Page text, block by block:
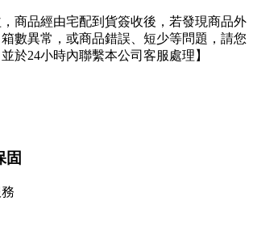
，商品經由宅配到貨簽收後，若發現商品外
數異常，或商品錯誤、短少等問題，請您
於24小時內聯繫本公司客服處理】
固